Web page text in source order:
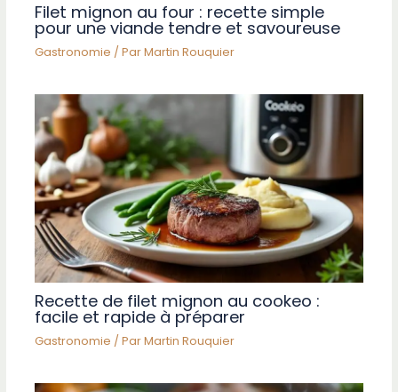
Filet mignon au four : recette simple
pour une viande tendre et savoureuse
Gastronomie / ParMartin Rouquier
Recette de filet mignon au cookeo :
facile et rapide à préparer
Gastronomie / ParMartin Rouquier